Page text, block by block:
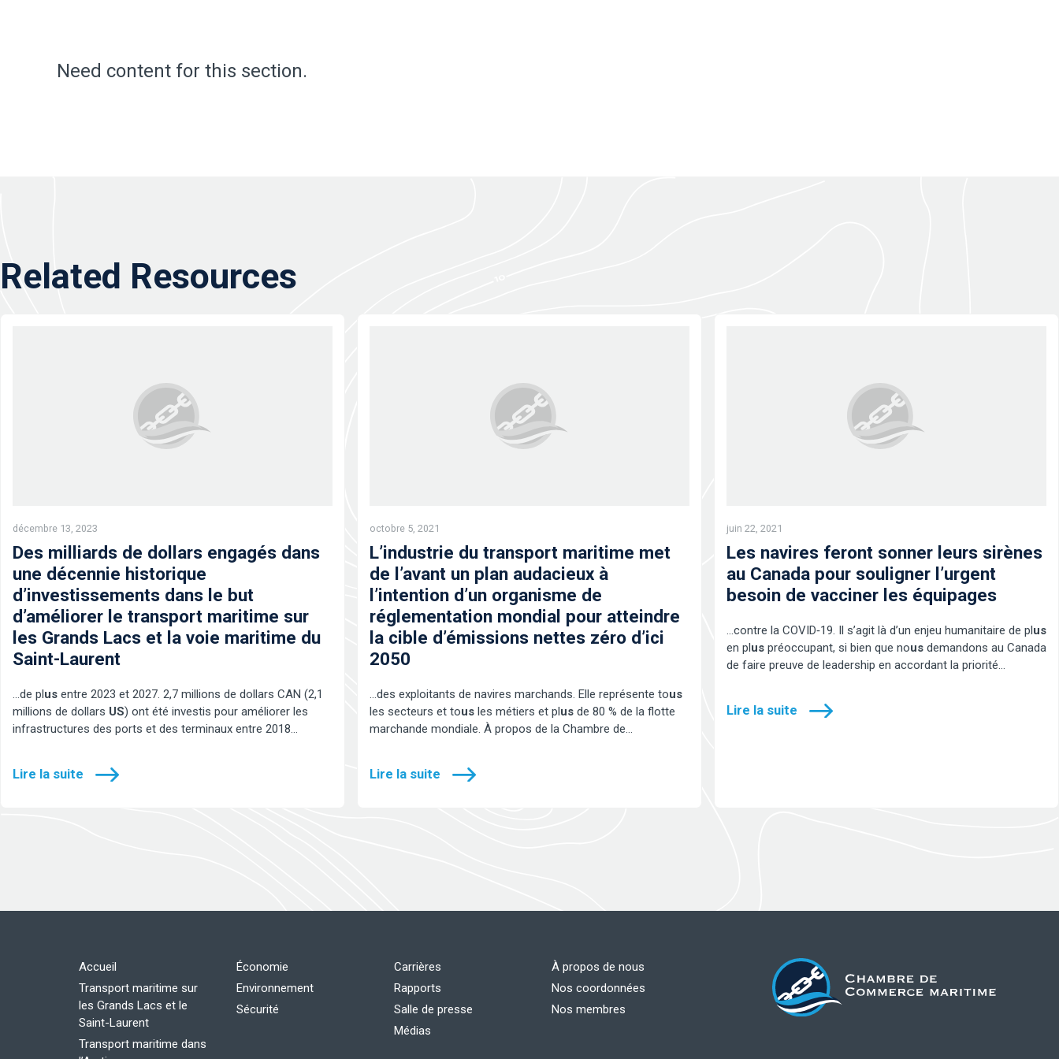
Need content for this section.
Related Resources
décembre 13, 2023
Des milliards de dollars engagés dans
une décennie historique
d’investissements dans le but
d’améliorer le transport maritime sur
les Grands Lacs et la voie maritime du
Saint-Laurent
…de plus entre 2023 et 2027. 2,7 millions de dollars CAN (2,1
millions de dollars US) ont été investis pour améliorer les
infrastructures des ports et des terminaux entre 2018…
Lire la suite
octobre 5, 2021
L’industrie du transport maritime met
de l’avant un plan audacieux à
l’intention d’un organisme de
réglementation mondial pour atteindre
la cible d’émissions nettes zéro d’ici
2050
…des exploitants de navires marchands. Elle représente tous
les secteurs et tous les métiers et plus de 80 % de la flotte
marchande mondiale. À propos de la Chambre de…
Lire la suite
juin 22, 2021
Les navires feront sonner leurs sirènes
au Canada pour souligner l’urgent
besoin de vacciner les équipages
…contre la COVID‑19. Il s’agit là d’un enjeu humanitaire de plus
en plus préoccupant, si bien que nous demandons au Canada
de faire preuve de leadership en accordant la priorité…
Lire la suite
Accueil
Transport maritime sur
les Grands Lacs et le
Saint-Laurent
Transport maritime dans
Économie
Environnement
Sécurité
Carrières
Rapports
Salle de presse
Médias
À propos de nous
Nos coordonnées
Nos membres